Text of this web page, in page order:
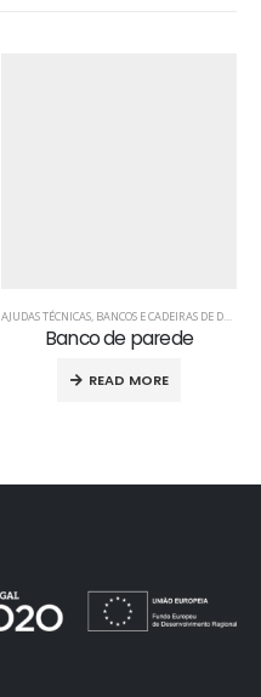
AJUDAS TÉCNICAS BANCOS E CADEIRAS DE DUCHE
Banco de parede
READ MORE